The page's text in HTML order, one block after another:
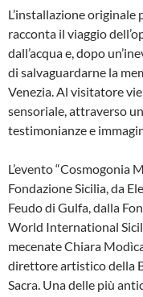
L’installazione originale
racconta il viaggio
dall’acqua e, dopo
di salvaguardarne la
Venezia. Al visitatore
sensoriale, attraverso
testimonianze e
L’evento “Cosmogonia
Fondazione Sicilia, da
Feudo di Gulfa, dalla
World International
mecenate Chiara
direttore artistico della
Sacra. Una delle più